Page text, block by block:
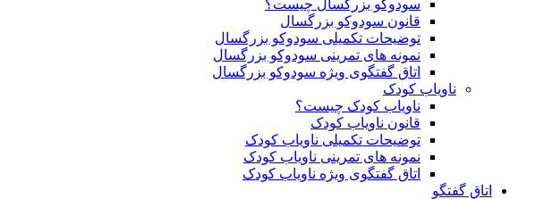
سودوکو بزرگسال چیست؟
قانون سودوکو بزرگسال
توضیحات تکمیلی سودوکو بزرگسال
نمونه های تمرینی سودوکو بزرگسال
اتاق گفتگوی ویژه سودوکو بزرگسال
ناویاب کودک
ناویاب کودک چیست؟
قانون ناویاب کودک
توضیحات تکمیلی ناویاب کودک
نمونه های تمرینی ناویاب کودک
اتاق گفتگوی ویژه ناویاب کودک
اتاق گفتگو